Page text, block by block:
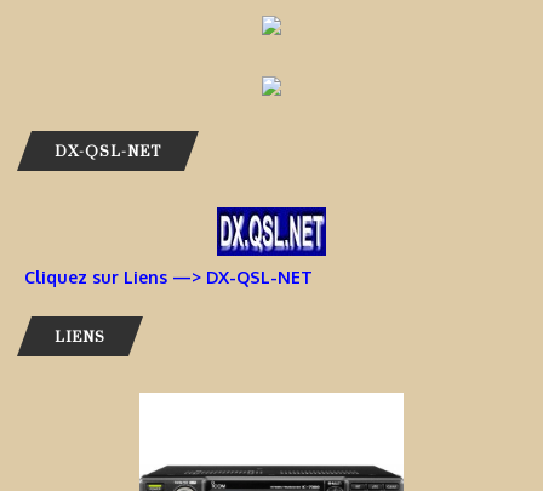
DX-QSL-NET
Cliquez sur Liens —> DX-QSL-NET
LIENS